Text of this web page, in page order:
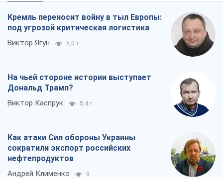
Кремль переносит войну в тыл Европы:
под угрозой критическая логистика
Виктор Ягун 5,0 т.
На чьей стороне истории выступает
Дональд Трамп?
Виктор Каспрук 5,4 т.
Как атаки Сил обороны Украины
сократили экспорт российских
нефтепродуктов
Андрей Клименко 9